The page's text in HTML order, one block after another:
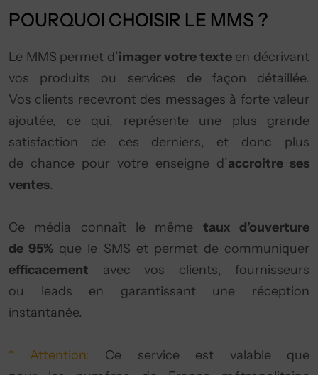
POURQUOI CHOISIR LE MMS ?
Le MMS permet d’imager votre texteen décrivant
vos produits ou services de façon détaillée.
Vos clients recevront des messages à forte valeur
ajoutée, ce qui, représente une plus grande
satisfaction de ces derniers, et donc plus
de chance pour votre enseigne d’accroitre ses
ventes.
Ce média connaît le même taux d’ouverture
de 95% que le SMS et permet de communiquer
efficacement avec vos clients, fournisseurs
ou leads en garantissant une réception
instantanée.
* Attention: Ce service est valable que